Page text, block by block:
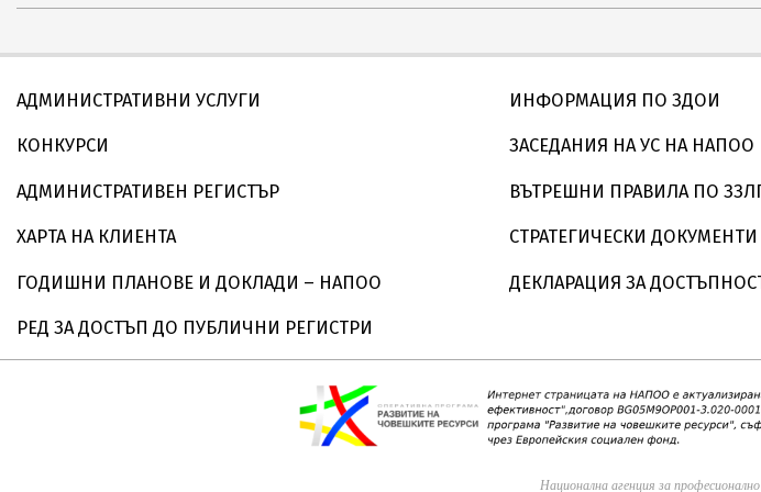
АДМИНИСТРАТИВНИ УСЛУГИ
КОНКУРСИ
АДМИНИСТРАТИВЕН РЕГИСТЪР
ХАРТА НА КЛИЕНТА
ГОДИШНИ ПЛАНОВЕ И ДОКЛАДИ – НАПОО
РЕД ЗА ДОСТЪП ДО ПУБЛИЧНИ РЕГИСТРИ
ИНФОРМАЦИЯ ПО ЗДОИ
ЗАСЕДАНИЯ НА УС НА НАПОО
ВЪТРЕШНИ ПРАВИЛА ПО
СТРАТЕГИЧЕСКИ
ДЕКЛАРАЦИЯ ЗА
Национална агенция за